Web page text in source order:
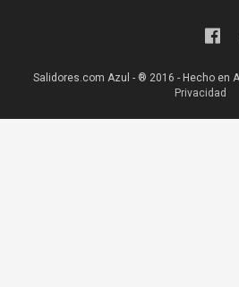
Salidores.com Azul - ® 2016 - Hecho en
Privacidad